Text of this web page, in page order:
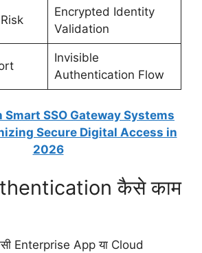
Encrypted Identity
Validation
Invisible
Authentication Flow
Smart SSO Gateway Systems
Secure Digital Access in
2026
कैसे काम
Enterprise App या Cloud